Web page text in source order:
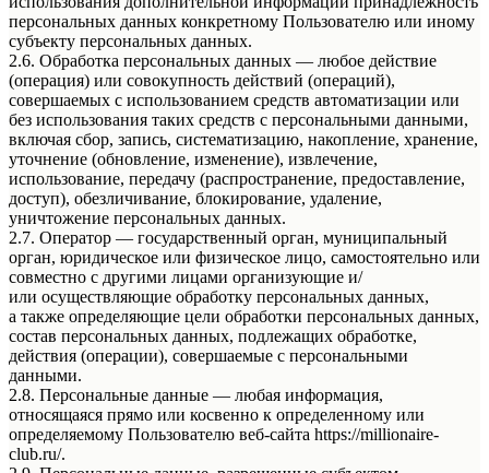
персональных данных конкретному Пользователю или иному
субъекту персональных данных.
2.6. Обработка персональных данных — любое действие
(операция) или совокупность действий (операций),
совершаемых с использованием средств автоматизации или
без использования таких средств с персональными данными,
включая сбор, запись, систематизацию, накопление, хранение,
уточнение (обновление, изменение), извлечение,
использование, передачу (распространение, предоставление,
доступ), обезличивание, блокирование, удаление,
уничтожение персональных данных.
2.7. Оператор — государственный орган, муниципальный
орган, юридическое или физическое лицо, самостоятельно или
совместно с другими лицами организующие и/
или осуществляющие обработку персональных данных,
а также определяющие цели обработки персональных данных,
состав персональных данных, подлежащих обработке,
действия (операции), совершаемые с персональными
данными.
2.8. Персональные данные — любая информация,
относящаяся прямо или косвенно к определенному или
определяемому Пользователю веб-сайта https://millionaire-
club.ru/.